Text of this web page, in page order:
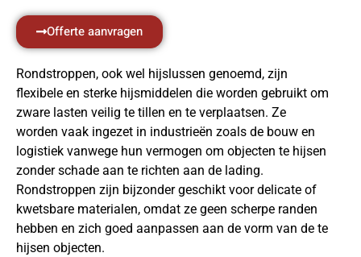
Offerte aanvragen
Rondstroppen, ook wel hijslussen genoemd, zijn
flexibele en sterke hijsmiddelen die worden gebruikt om
zware lasten veilig te tillen en te verplaatsen. Ze
worden vaak ingezet in industrieën zoals de bouw en
logistiek vanwege hun vermogen om objecten te hijsen
zonder schade aan te richten aan de lading.
Rondstroppen zijn bijzonder geschikt voor delicate of
kwetsbare materialen, omdat ze geen scherpe randen
hebben en zich goed aanpassen aan de vorm van de te
hijsen objecten.